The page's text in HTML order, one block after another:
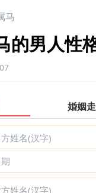
马
的男人性
婚姻